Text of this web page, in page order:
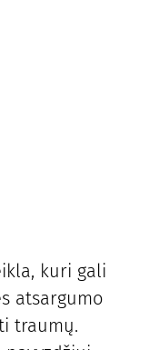
kuri gali
atsargumo
traumų.